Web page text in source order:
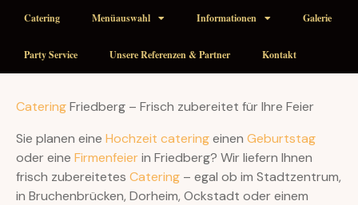
Catering Menüauswahl Informationen Galerie
Party Service Unsere Referenzen & Partner Kontakt
CateringFriedberg – Frisch zubereitet für Ihre Feier
Sie planen eine Hochzeit cateringeinen Geburtstag
oder eine Firmenfeierin Friedberg? Wir liefern Ihnen
frisch zubereitetes Catering – egal ob im Stadtzentrum,
in Bruchenbrücken, Dorheim, Ockstadt oder einem